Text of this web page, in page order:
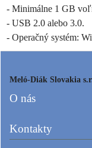
- Minimálne 1 GB
- USB 2.0 alebo 3.0.
- Operačný systém:
Meló-Diák Slovakia
O nás
Kontakty